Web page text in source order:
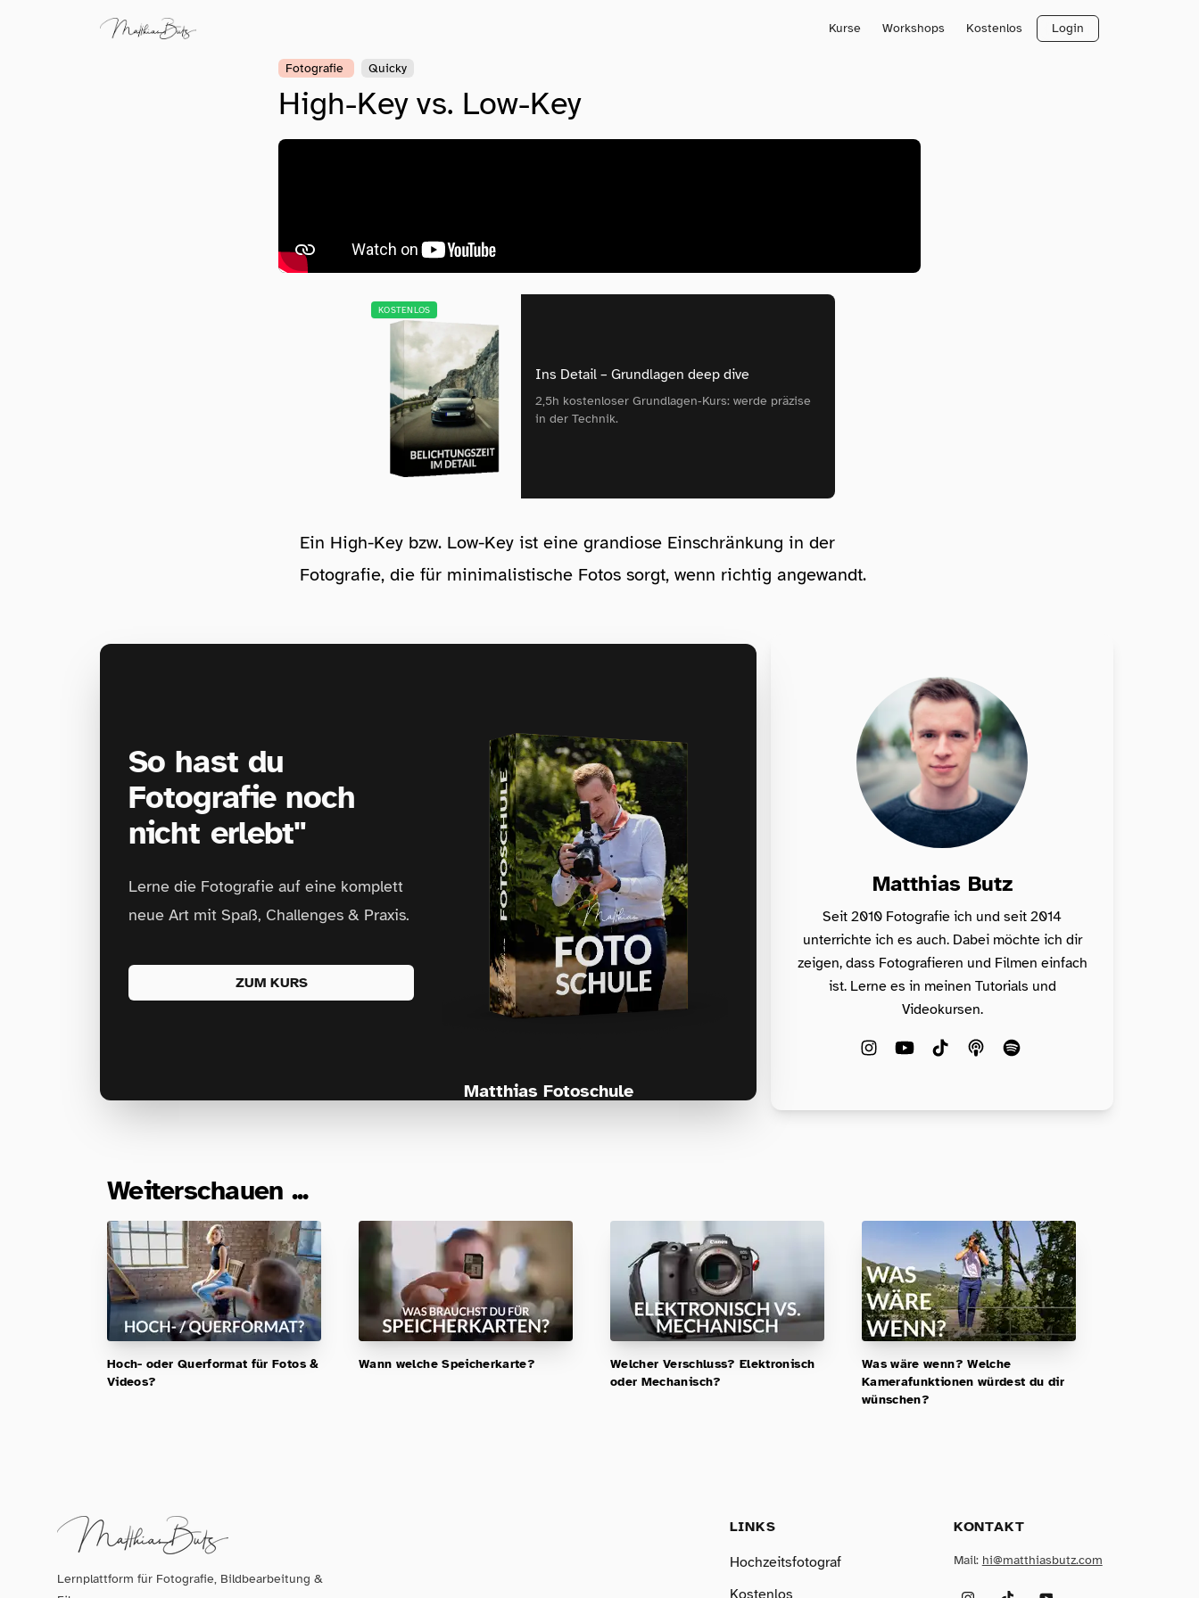
Kurse Workshops Kostenlos Login
Fotografie Quicky
High-Key vs. Low-Key
KOSTENLOS
Ins Detail – Grundlagen deep dive
2,5h kostenloser Grundlagen‑Kurs: werde präzise
in der Technik.
Ein High-Key bzw. Low-Key ist eine grandiose Einschränkung in der
Fotografie, die für minimalistische Fotos sorgt, wenn richtig angewandt.
So hast du
Fotografie noch
nicht erlebt"
Lerne die Fotografie auf eine komplett
neue Art mit Spaß, Challenges & Praxis.
ZUM KURS
Matthias Fotoschule
Matthias Butz
Seit 2010 Fotografie ich und seit 2014
unterrichte ich es auch. Dabei möchte ich dir
zeigen, dass Fotografieren und Filmen einfach
ist. Lerne es in meinen Tutorials und
Videokursen.
Weiterschauen ...
Hoch- oder Querformat für Fotos &
Videos?
Wann welche Speicherkarte?
Welcher Verschluss? Elektronisch
oder Mechanisch?
Was wäre wenn? Welche
Kamerafunktionen würdest du dir
wünschen?
Lernplattform für Fotografie, Bildbearbeitung &
LINKS
Hochzeitsfotograf
Kostenlos
KONTAKT
Mail: hi@matthiasbutz.com